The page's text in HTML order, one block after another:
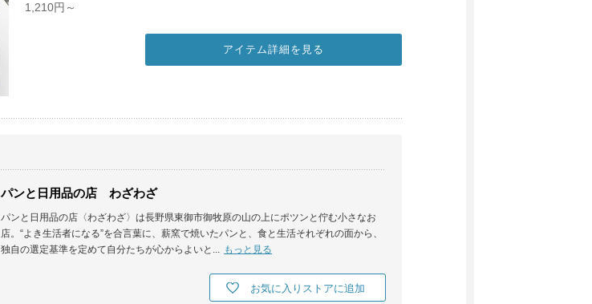
1,210円～
アイテム詳細を見る
パンと日用品の店 わざわざ
パンと日用品の店〈わざわざ〉は長野県東御市御牧原の山の上にポツンと佇む小さなお
店。“よき生活者になる”を合言葉に、薪窯で焼いたパンと、食と生活それぞれの面から、
独自の選定基準を定めて自分たちが心からよいと... もっと見る
お気に入りストアに追加